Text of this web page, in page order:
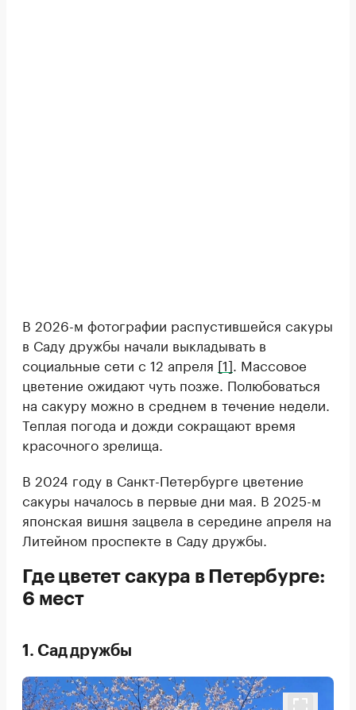
В 2026-м фотографии распустившейся сакуры
в Саду дружбы начали выкладывать в
социальные сети с 12 апреля [1] . Массовое
цветение ожидают чуть позже. Полюбоваться
на сакуру можно в среднем в течение недели.
Теплая погода и дожди сокращают время
красочного зрелища.
В 2024 году в Санкт-Петербурге цветение
сакуры началось в первые дни мая. В 2025-м
японская вишня зацвела в середине апреля на
Литейном проспекте в Саду дружбы.
Где цветет сакура в Петербурге:
6 мест
1. Сад дружбы